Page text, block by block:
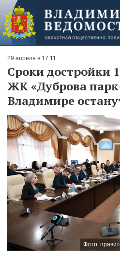
29 апреля в 17:11
Сроки достройки
ЖК «Дуброва
Владимире
Фото: